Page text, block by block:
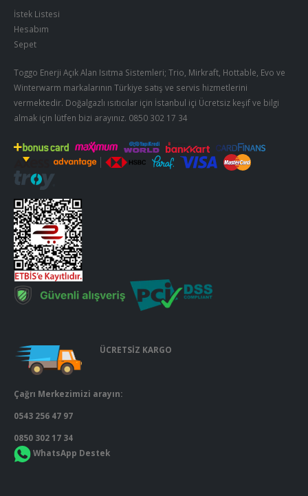
İstek Listesi
Hesabım
Sepet
Toggo Enerji Açık Alan Isıtma Sistemleri; Trio, Mirkraft, Hottable, Evo ve
Winterwarm markalarının Türkiye satış ve servis hizmetlerini
vermektedir. Doğalgazlı ısıtıcılar için İstanbul içi Ücretsiz keşif ve bilgi
almak için lütfen bizi arayınız. 0850 302 17 34
ÜCRETSİZ KARGO
Çağrı Merkezimizi arayın:
0543 256 47 97
0850 302 17 34
WhatsApp Destek